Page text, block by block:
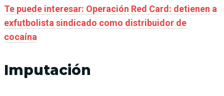
Te puede interesar: Operación Red Card: detienen a
exfutbolista sindicado como distribuidor de
cocaína
Imputación